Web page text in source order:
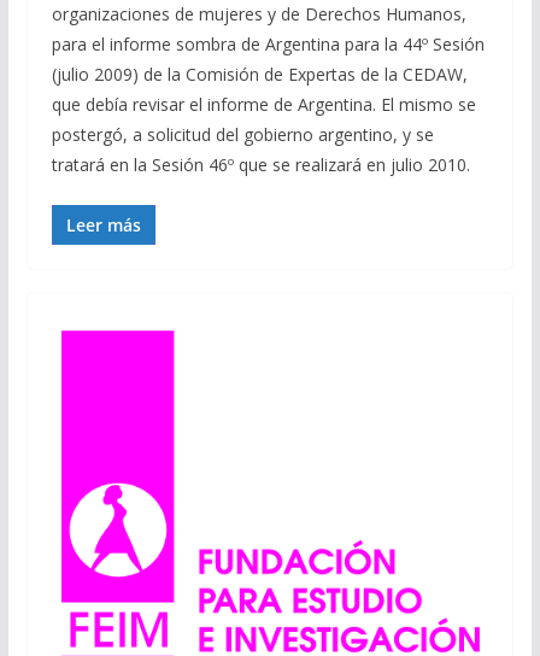
organizaciones de mujeres y de Derechos Humanos,
para el informe sombra de Argentina para la 44º Sesión
(julio 2009) de la Comisión de Expertas de la CEDAW,
que debía revisar el informe de Argentina. El mismo se
postergó, a solicitud del gobierno argentino, y se
tratará en la Sesión 46º que se realizará en julio 2010.
Leer más